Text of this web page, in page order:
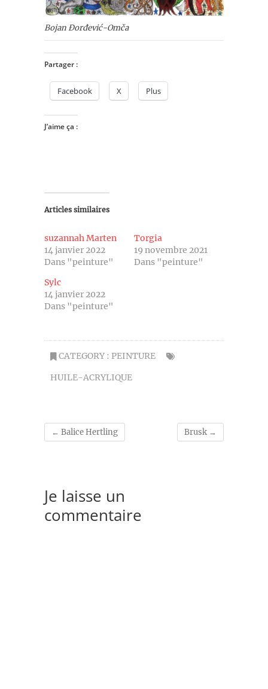
Bojan Đorđević-Omča
Partager :
Facebook X Plus
J’aime ça :
Articles similaires
suzannah Marten
14 janvier 2022
Dans "peinture"
Torgia
19 novembre 2021
Dans "peinture"
Sylc
14 janvier 2022
Dans "peinture"
CATEGORY : PEINTURE
HUILE-ACRYLIQUE
← Balice Hertling Brusk →
Je laisse un
commentaire